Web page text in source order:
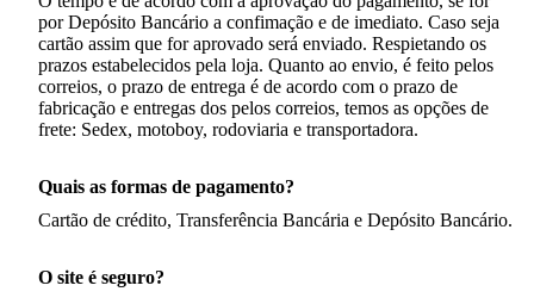
por Depósito Bancário a confimação e de imediato. Caso seja
cartão assim que for aprovado será enviado. Respietando os
prazos estabelecidos pela loja. Quanto ao envio, é feito pelos
correios, o prazo de entrega é de acordo com o prazo de
fabricação e entregas dos pelos correios, temos as opções de
frete: Sedex, motoboy, rodoviaria e transportadora.
Quais as formas de pagamento?
Cartão de crédito, Transferência Bancária e Depósito Bancário.
O site é seguro?